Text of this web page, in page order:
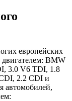
европейских
BMW
3.0 V6 TDI, 1.8
2.2 CDI и
автомобилей,